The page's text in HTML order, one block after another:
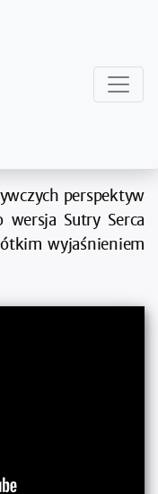
perspektyw
Sutry Serca
wyjaśnieniem